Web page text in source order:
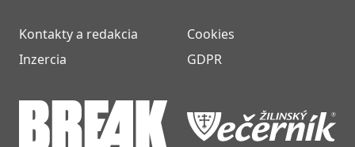
Kontakty a redakcia
Inzercia
Cookies
GDPR